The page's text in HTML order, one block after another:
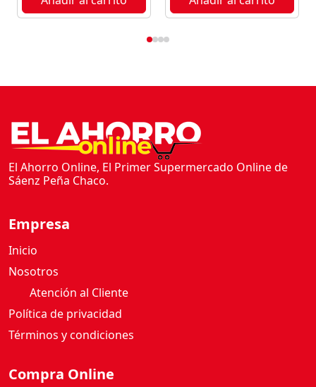
El Ahorro Online, El Primer Supermercado Online de
Sáenz Peña Chaco.
Empresa
Inicio
Nosotros
Atención al Cliente
Política de privacidad
Términos y condiciones
Compra Online